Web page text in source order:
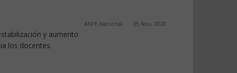
ANPE-Nacional 25 Nov, 2020
y aumento
los docentes.